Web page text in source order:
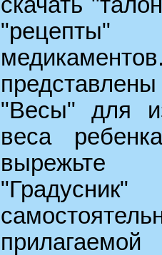
скачать
"рецепты"
"Весы" для
веса
вырежьте